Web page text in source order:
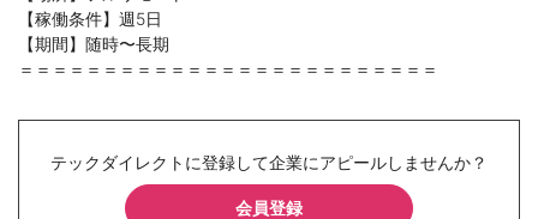
【稼働条件】週5日
【期間】随時〜長期
＝＝＝＝＝＝＝＝＝＝＝＝＝＝＝＝＝＝＝＝＝＝＝＝＝
テックダイレクトに登録して企業にアピールしませんか？
会員登録